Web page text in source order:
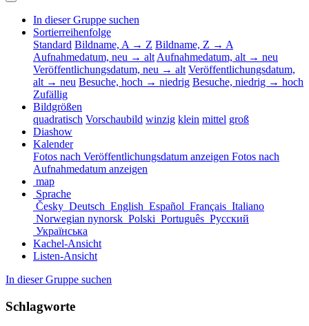
In dieser Gruppe suchen
Sortierreihenfolge
Standard Bildname, A → Z Bildname, Z → A
Aufnahmedatum, neu → alt Aufnahmedatum, alt → neu
Veröffentlichungsdatum, neu → alt Veröffentlichungsdatum,
alt → neu Besuche, hoch → niedrig Besuche, niedrig → hoch
Zufällig
Bildgrößen
quadratisch Vorschaubild winzig klein mittel groß
Diashow
Kalender
Fotos nach Veröffentlichungsdatum anzeigen Fotos nach
Aufnahmedatum anzeigen
map
Sprache
Česky Deutsch English Español Français Italiano
Norwegian nynorsk Polski Português Русский
Українська
Kachel-Ansicht
Listen-Ansicht
In dieser Gruppe suchen
Schlagworte